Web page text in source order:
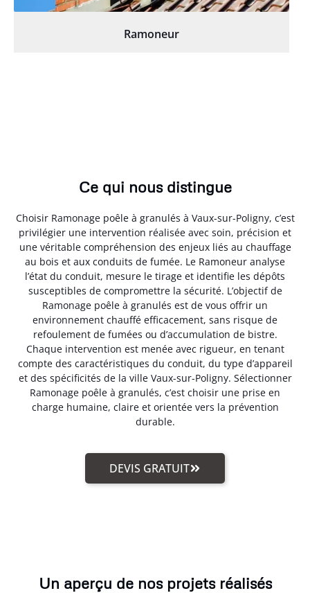
Ramoneur
Ce qui nous distingue
Choisir Ramonage poêle à granulés à Vaux-sur-Poligny, c’est
privilégier une intervention réalisée avec soin, précision et
une véritable compréhension des enjeux liés au chauffage
au bois et aux conduits de fumée. Le Ramoneur analyse
l’état du conduit, mesure le tirage et identifie les dépôts
susceptibles de compromettre la sécurité. L’objectif de
Ramonage poêle à granulés est de vous offrir un
environnement chauffé efficacement, sans risque de
refoulement de fumées ou d’accumulation de bistre.
Chaque intervention est menée avec rigueur, en tenant
compte des caractéristiques du conduit, du type d’appareil
et des spécificités de la ville Vaux-sur-Poligny. Sélectionner
Ramonage poêle à granulés, c’est choisir une prise en
charge humaine, claire et orientée vers la prévention
durable.
DEVIS GRATUIT
Un aperçu de nos projets réalisés